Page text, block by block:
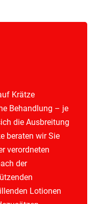
Krätze
Behandlung – je
die Ausbreitung
beraten wir Sie
verordneten
der
Lotionen